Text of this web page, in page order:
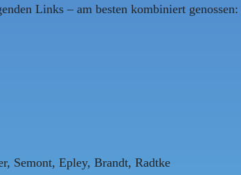
Links – am besten kombiniert genossen:
Semont, Epley, Brandt, Radtke